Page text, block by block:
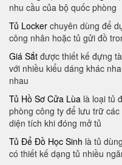
nhu cầu của bộ quốc phòng
Tủ Locker chuyên dùng để
công nhân hoặc tủ gửi đồ
Giá Sắt được thiết kế đựng
với nhiều kiểu dáng khác
nhau
Tủ Hồ Sơ Cửa Lùa là loại tủ
phòng công ty để lưu trữ
diện tích khi đóng mở tủ
Tủ Để Đồ Học Sinh là tủ
có thiết kế dạng tủ nhiều